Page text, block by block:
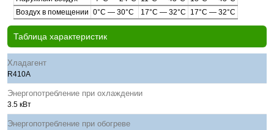
Воздух в помещении 0°С — 30°С 17°С — 32°С 17°С — 32°С
Таблица характеристик
Хладагент
R410A
Энергопотребление при охлаждении
3.5 кВт
Энергопотребление при обогреве